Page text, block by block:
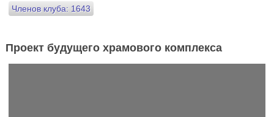
Членов клуба: 1643
Проект будущего храмового комплекса